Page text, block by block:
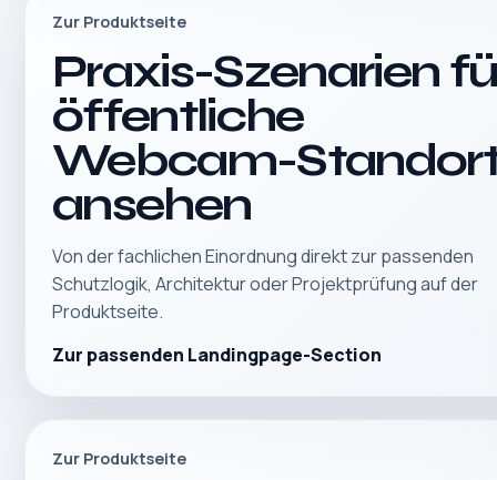
Zur Produktseite
Praxis-Szenarien
öffentliche
Webcam-
ansehen
Von der fachlichen Einordnung direkt zur passenden
Schutzlogik, Architektur oder Projektprüfung auf der
Produktseite.
Zur passenden Landingpage-Section
Zur Produktseite